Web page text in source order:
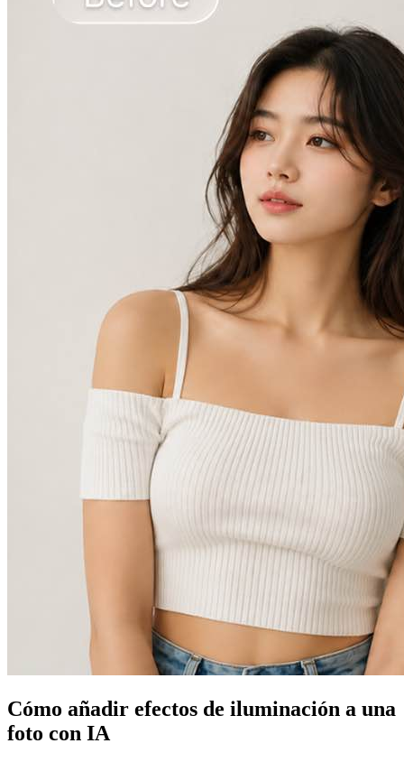
Cómo añadir efectos de iluminación a una
foto con IA